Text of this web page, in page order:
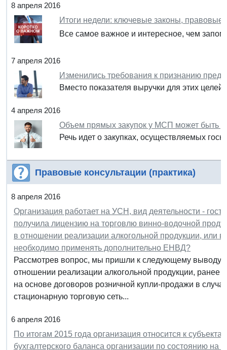
8 апреля 2016
Итоги недели: ключевые законы, правовые
Все самое важное и интересное, чем
7 апреля 2016
Изменились требования к признанию
Вместо показателя выручки для этих целей
4 апреля 2016
Объем прямых закупок у МСП может быть
Речь идет о закупках, осуществляемых
Правовые консультации (практика)
8 апреля 2016
Организация работает на УСН, вид деятельности -
получила лицензию на торговлю винно-водочной
в отношении реализации алкогольной продукции, или
необходимо применять дополнительно ЕНВД?
Рассмотрев вопрос, мы пришли к следующему
отношении реализации алкогольной продукции,
на основе договоров розничной купли-продажи в
стационарную торговую сеть...
6 апреля 2016
По итогам 2015 года организация относится к
бухгалтерского баланса организации по состоянию на